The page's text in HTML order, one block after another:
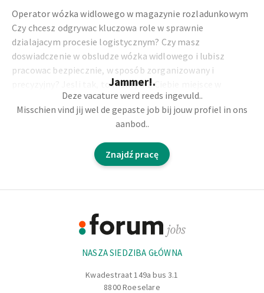
Operator wózka widlowego w magazynie rozladunkowym
Czy chcesz odgrywac kluczowa role w sprawnie
dzialajacym procesie logistycznym? Czy masz
doswiadczenie w obsludze wózka widlowego i lubisz
pracowac bezpiecznie, w sposób zorganizowany i
precyzyjny? Jesli tak, to mamy dla Ciebie miejsce w
magazynie rozladunkowym firmy Unilin.
Czym bedziesz sie zajmowac?
Jako operator wózka widlowego dbasz o plynnosc
przeplywu logistycznego. Odpowiadasz za bezpieczny i
sprawny rozladunek surowców z przyjezdzajacych
orientacja przestrzenna! (na wzór Tetrisa)
Ponadto zadbasz o prawidlowa rejestracje
administracyjna wszystkich przychodzacych towarów.
zespól moze efektywnie kontynuowac prace.
Jammer!.
Deze vacature werd reeds ingevuld..
Misschien vind jij wel de gepaste job bij jouw profiel in ons
aanbod..
Znajdź pracę
NASZA SIEDZIBA GŁÓWNA
Kwadestraat 149a bus 3.1
8800 Roeselare